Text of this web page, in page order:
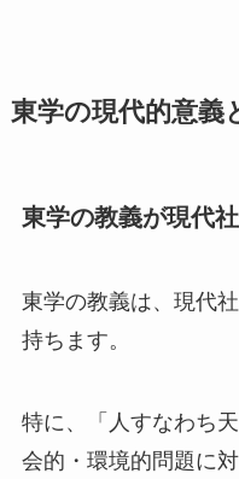
東学の現代的意義
東学の教義が現代
東学の教義は、現代
持ちます。
特に、「人すなわち
会的・環境的問題に